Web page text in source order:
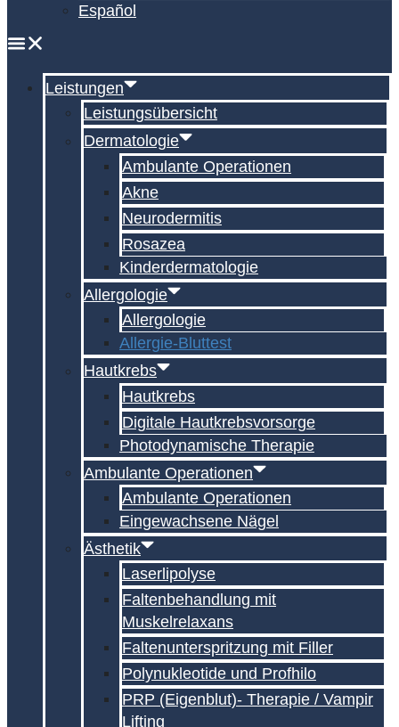
Español
Leistungen
Leistungsübersicht
Dermatologie
Ambulante Operationen
Akne
Neurodermitis
Rosazea
Kinderdermatologie
Allergologie
Allergologie
Allergie-Bluttest
Hautkrebs
Hautkrebs
Digitale Hautkrebs­vorsorge
Photodynamische Therapie
Ambulante Operationen
Ambulante Operationen
Eingewachsene Nägel
Ästhetik
Laserlipolyse
Faltenbehandlung mit
Muskelrelaxans
Falten­unterspritzung mit Filler
Polynukleotide und Profhilo
PRP (Eigenblut)- Therapie / Vampir
Lifting